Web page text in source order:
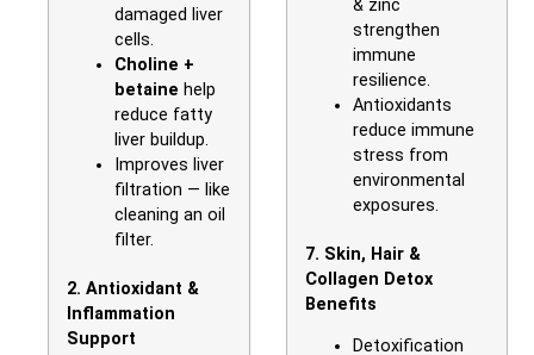
damaged liver
cells.
Choline +
betaine help
reduce fatty
liver buildup.
Improves liver
filtration — like
cleaning an oil
filter.
2. Antioxidant &
Inflammation
Support
& zinc
strengthen
immune
resilience.
Antioxidants
reduce immune
stress from
environmental
exposures.
7. Skin, Hair &
Collagen Detox
Benefits
Detoxification